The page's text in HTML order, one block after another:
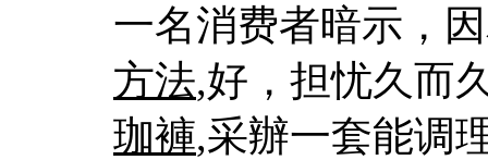
一名消费者暗示，
方法,好，担忧久而
珈褲,采辦一套能调